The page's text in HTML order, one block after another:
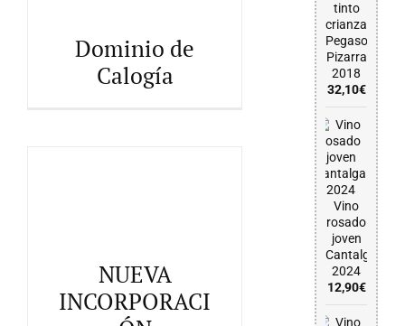
Dominio de
Calogía
NUEVA
INCORPORACI
tinto
crianza
Pegaso
Pizarra
2018
32,10€
Vino
rosado
joven
Cantalgallo
2024
12,90€